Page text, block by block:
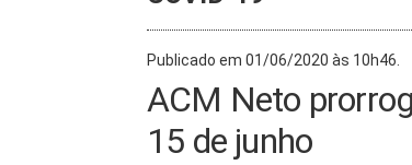
Publicado em 01/06/2020 às 10h46.
ACM Neto
15 de junho